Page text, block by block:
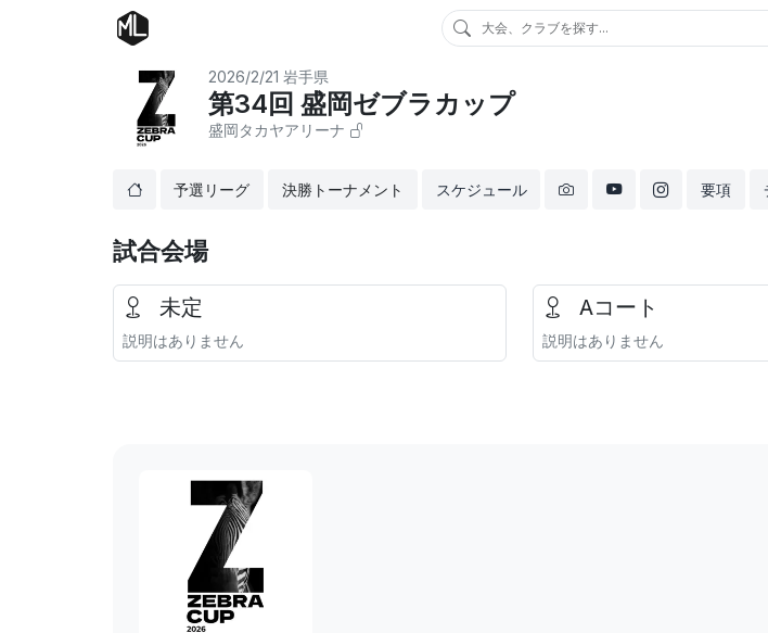
大会、クラブを探す...
2026/2/21 岩手県
第34回 盛岡ゼブラカップ
盛岡タカヤアリーナ
予選リーグ 決勝トーナメント スケジュール 要項
試合会場
未定
説明はありません
Aコート
説明はありません